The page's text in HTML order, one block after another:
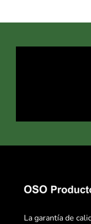
La garantía de